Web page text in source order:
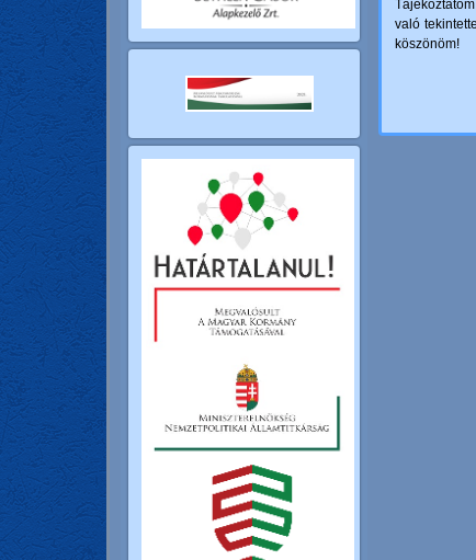
való
köszönöm!